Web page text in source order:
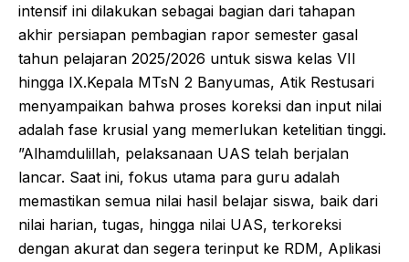
intensif ini dilakukan sebagai bagian dari tahapan
akhir persiapan pembagian rapor semester gasal
tahun pelajaran 2025/2026 untuk siswa kelas VII
hingga IX.​Kepala MTsN 2 Banyumas, Atik Restusari
menyampaikan bahwa proses koreksi dan input nilai
adalah fase krusial yang memerlukan ketelitian tinggi.​
”Alhamdulillah, pelaksanaan UAS telah berjalan
lancar. Saat ini, fokus utama para guru adalah
memastikan semua nilai hasil belajar siswa, baik dari
nilai harian, tugas, hingga nilai UAS, terkoreksi
dengan akurat dan segera terinput ke RDM, Aplikasi